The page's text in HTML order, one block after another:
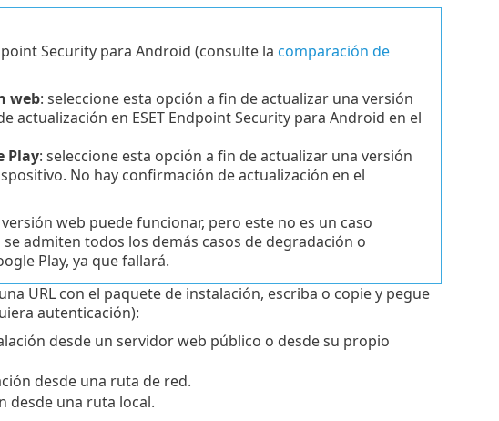
Security para Android (consulte la comparación de
web: seleccione esta opción a fin de actualizar una versión
actualización en ESET Endpoint Security para Android en el
Play: seleccione esta opción a fin de actualizar una versión
No hay confirmación de actualización en el
web puede funcionar, pero este no es un caso
admiten todos los demás casos de degradación o
Play, ya que fallará.
URL con el paquete de instalación, escriba o copie y pegue
autenticación):
desde un servidor web público o desde su propio
desde una ruta de red.
desde una ruta local.